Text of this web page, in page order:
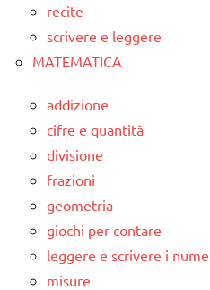
recite
scrivere e leggere
MATEMATICA
addizione
cifre e quantità
divisione
frazioni
geometria
giochi per contare
leggere e scrivere i
misure